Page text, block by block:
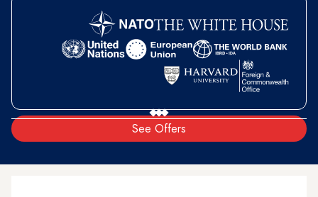
See Offers